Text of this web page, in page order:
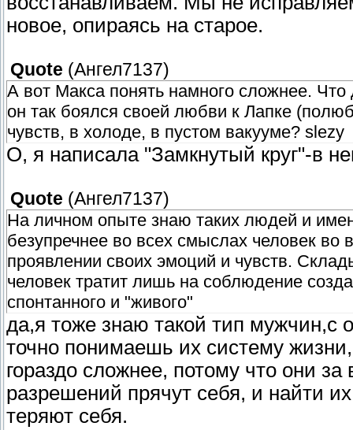
новое, опираясь на старое.
Quote (Ангел7137)
А вот Макса понять намного сложнее.
он так боялся своей любви к Лапке
чувств, в холоде, в пустом вакууме? slezy
О, я написала "Замкнутый круг"-в
Quote (Ангел7137)
На личном опыте знаю таких людей и
безупречнее во всех смыслах человек
проявлении своих эмоций и чувств.
человек тратит лишь на соблюдение
спонтанного и "живого"
да,я тоже знаю такой тип мужчин,с
точно понимаешь их систему
гораздо сложнее, потому что они
разрешений прячут себя, и найти
теряют себя.